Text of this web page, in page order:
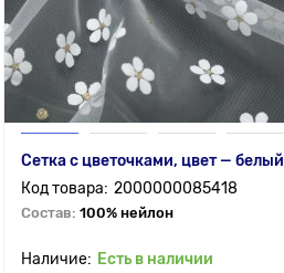
Сетка с цветочками, цвет — белый
2000000085418
Состав: 100% нейлон
Есть в наличии